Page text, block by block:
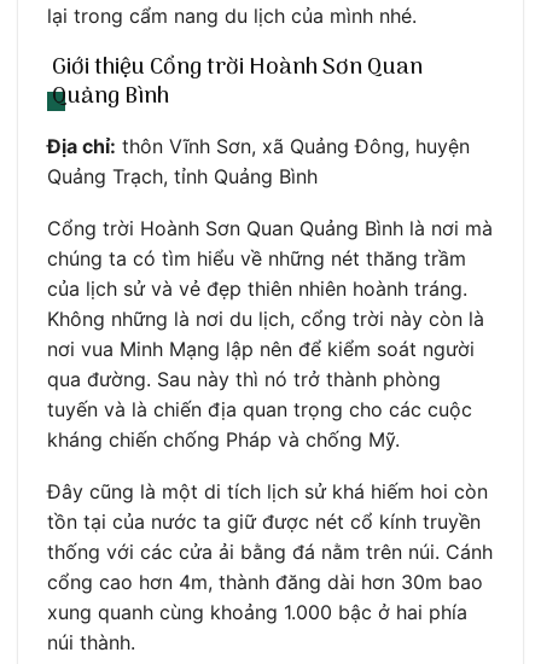
lại trong cẩm nang du lịch của mình nhé.
Giới thiệu Cổng trời Hoành Sơn Quan
Quảng Bình
Địa chỉ: thôn Vĩnh Sơn, xã Quảng Đông, huyện
Quảng Trạch, tỉnh Quảng Bình
Cổng trời Hoành Sơn Quan Quảng Bình là nơi mà
chúng ta có tìm hiểu về những nét thăng trầm
của lịch sử và vẻ đẹp thiên nhiên hoành tráng.
Không những là nơi du lịch, cổng trời này còn là
nơi vua Minh Mạng lập nên để kiểm soát người
qua đường. Sau này thì nó trở thành phòng
tuyến và là chiến địa quan trọng cho các cuộc
kháng chiến chống Pháp và chống Mỹ.
Đây cũng là một di tích lịch sử khá hiếm hoi còn
tồn tại của nước ta giữ được nét cổ kính truyền
thống với các cửa ải bằng đá nằm trên núi. Cánh
cổng cao hơn 4m, thành đăng dài hơn 30m bao
xung quanh cùng khoảng 1.000 bậc ở hai phía
núi thành.